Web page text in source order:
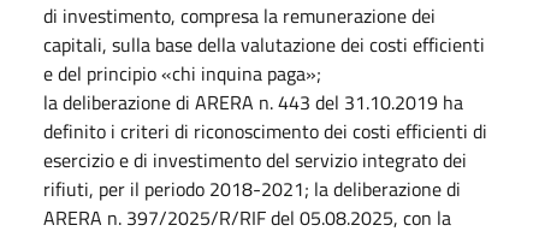
di investimento, compresa la remunerazione dei
capitali, sulla base della valutazione dei costi efficienti
e del principio «chi inquina paga»;
la deliberazione di ARERA n. 443 del 31.10.2019 ha
definito i criteri di riconoscimento dei costi efficienti di
esercizio e di investimento del servizio integrato dei
rifiuti, per il periodo 2018-2021; la deliberazione di
ARERA n. 397/2025/R/RIF del 05.08.2025, con la